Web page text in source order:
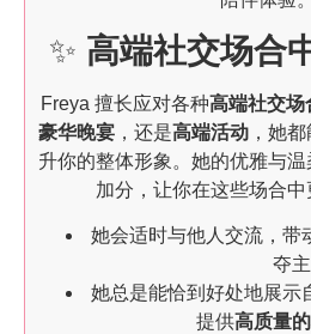
✨ 高端社交场合
Freya 擅长应对各种高端社交场
豪华晚宴 ，还是高端活动 ，她
升你的整体形象。她的优雅与
加分，让你在这些场合中
她会适时与他人交流，带
夺主
她总是能恰到好处地展示
提供高质量